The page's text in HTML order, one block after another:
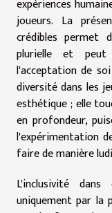
expériences
joueurs. La
crédibles permet
plurielle et
l'acceptation de
diversité dans les
esthétique ; elle
en profondeur,
l'expérimentation
faire de manière
L'inclusivité
uniquement par la